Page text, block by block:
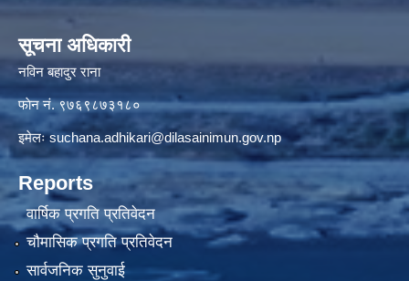
सूचना अधिकारी
नविन बहादुर राना
फाेन नं. ९७६९८७३१८०
इमेलःsuchana.adhikari@dilasainimun.gov.np
Reports
वार्षिक प्रगति प्रतिवेदन
चौमासिक प्रगति प्रतिवेदन
सार्वजनिक सुनुवाई